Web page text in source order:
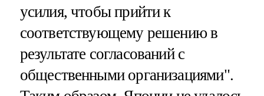
усилия, чтобы прийти к
соответствующему решению в
результате согласований с
общественными организациями".